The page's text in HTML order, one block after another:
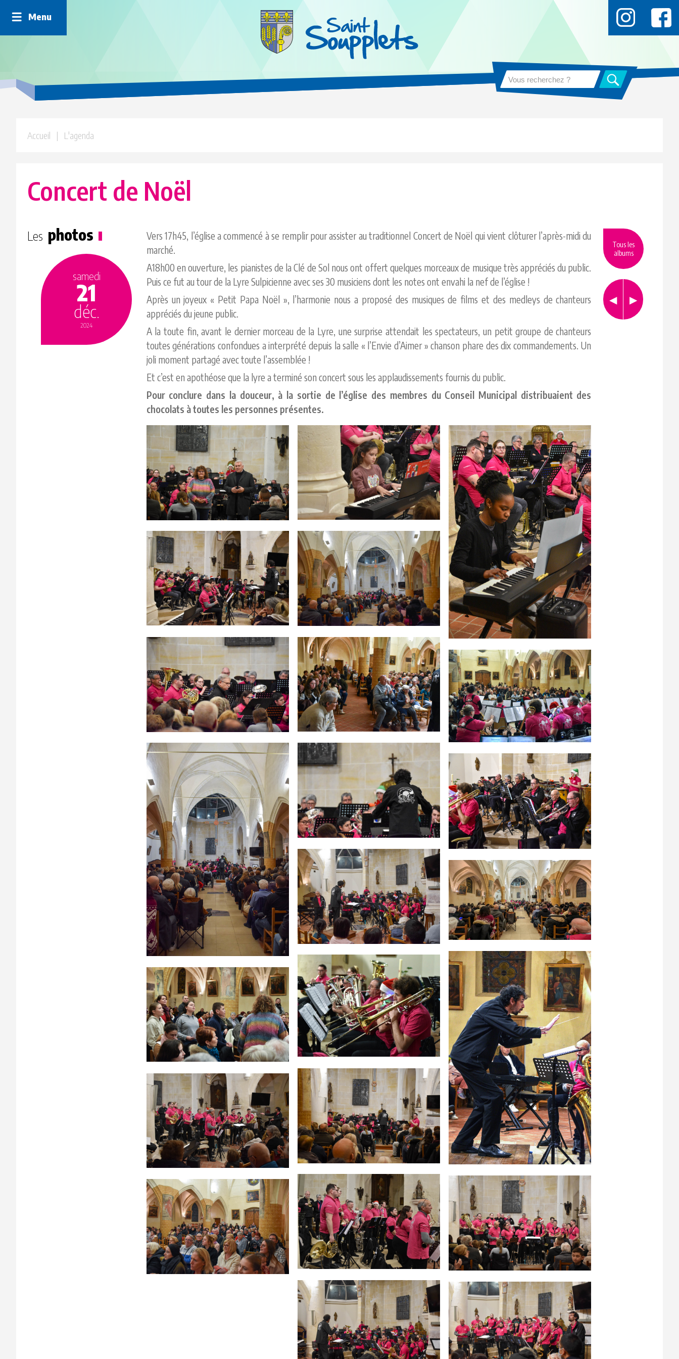
Menu
Accueil | L'agenda
Concert de Noël
Les photos
21
déc.
2024
samedi
Vers 17h45, l’église a commencé à se remplir pour assister au traditionnel Concert de Noël qui vient clôturer l’après-midi du
marché.
A18h00 en ouverture, les pianistes de la Clé de Sol nous ont offert quelques morceaux de musique très appréciés du public.
Puis ce fut au tour de la Lyre Sulpicienne avec ses 30 musiciens dont les notes ont envahi la nef de l’église !
Après un joyeux « Petit Papa Noël », l’harmonie nous a proposé des musiques de films et des medleys de chanteurs
appréciés du jeune public.
A la toute fin, avant le dernier morceau de la Lyre, une surprise attendait les spectateurs, un petit groupe de chanteurs
toutes générations confondues a interprété depuis la salle « l’Envie d’Aimer » chanson phare des dix commandements. Un
joli moment partagé avec toute l’assemblée !
Et c’est en apothéose que la lyre a terminé son concert sous les applaudissements fournis du public.
Pour conclure dans la douceur, à la sortie de l’église des membres du Conseil Municipal distribuaient des
chocolats à toutes les personnes présentes.
Tous les
albums